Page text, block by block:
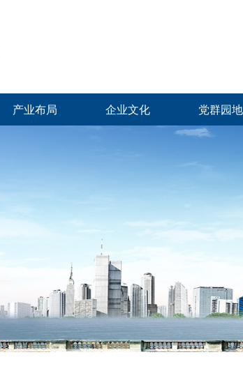
产业布局 企业文化 党群园地